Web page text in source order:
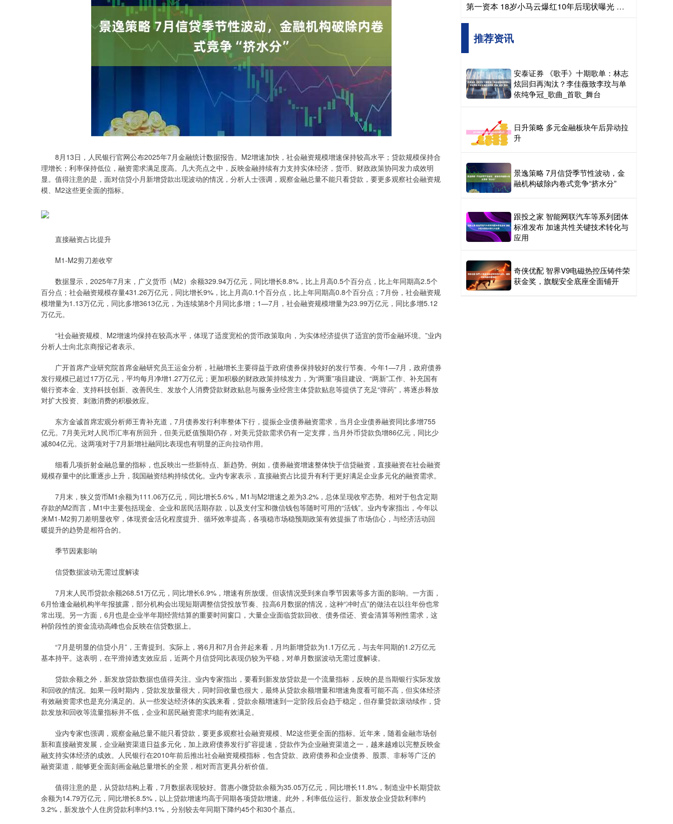
8月13日，人民银行官网公布2025年7月金融统计数据报告。M2增速加快，社会融资规模增速保持较高水平；贷款规模保持合
理增长；利率保持低位，融资需求满足度高。几大亮点之中，反映金融持续有力支持实体经济，货币、财政政策协同发力成效明
显。值得注意的是，面对信贷小月新增贷款出现波动的情况，分析人士强调，观察金融总量不能只看贷款，要更多观察社会融资规
模、M2这些更全面的指标。
直接融资占比提升
M1-M2剪刀差收窄
数据显示，2025年7月末，广义货币（M2）余额329.94万亿元，同比增长8.8%，比上月高0.5个百分点，比上年同期高2.5个
百分点；社会融资规模存量431.26万亿元，同比增长9%，比上月高0.1个百分点，比上年同期高0.8个百分点；7月份，社会融资规
模增量为1.13万亿元，同比多增3613亿元，为连续第8个月同比多增；1—7月，社会融资规模增量为23.99万亿元，同比多增5.12
万亿元。
“社会融资规模、M2增速均保持在较高水平，体现了适度宽松的货币政策取向，为实体经济提供了适宜的货币金融环境。”业内
分析人士向北京商报记者表示。
广开首席产业研究院首席金融研究员王运金分析，社融增长主要得益于政府债券保持较好的发行节奏。今年1—7月，政府债券
发行规模已超过17万亿元，平均每月净增1.27万亿元；更加积极的财政政策持续发力，为“两重”项目建设、“两新”工作、补充国有
银行资本金、支持科技创新、改善民生、发放个人消费贷款财政贴息与服务业经营主体贷款贴息等提供了充足“弹药”，将逐步释放
对扩大投资、刺激消费的积极效应。
东方金诚首席宏观分析师王青补充道，7月债券发行利率整体下行，提振企业债券融资需求，当月企业债券融资同比多增755
亿元。7月美元对人民币汇率有所回升，但美元贬值预期仍存，对美元贷款需求仍有一定支撑，当月外币贷款负增86亿元，同比少
减804亿元。这两项对于7月新增社融同比表现也有明显的正向拉动作用。
细看几项折射金融总量的指标，也反映出一些新特点、新趋势。例如，债券融资增速整体快于信贷融资，直接融资在社会融资
规模存量中的比重逐步上升，我国融资结构持续优化。业内专家表示，直接融资占比提升有利于更好满足企业多元化的融资需求。
7月末，狭义货币M1余额为111.06万亿元，同比增长5.6%，M1与M2增速之差为3.2%，总体呈现收窄态势。相对于包含定期
存款的M2而言，M1中主要包括现金、企业和居民活期存款，以及支付宝和微信钱包等随时可用的“活钱”。业内专家指出，今年以
来M1-M2剪刀差明显收窄，体现资金活化程度提升、循环效率提高，各项稳市场稳预期政策有效提振了市场信心，与经济活动回
暖提升的趋势是相符合的。
季节因素影响
信贷数据波动无需过度解读
7月末人民币贷款余额268.51万亿元，同比增长6.9%，增速有所放缓。但该情况受到来自季节因素等多方面的影响。一方面，
6月恰逢金融机构半年报披露，部分机构会出现短期调整信贷投放节奏、拉高6月数据的情况，这种“冲时点”的做法在以往年份也常
常出现。另一方面，6月也是企业半年期经营结算的重要时间窗口，大量企业面临货款回收、债务偿还、资金清算等刚性需求，这
种阶段性的资金流动高峰也会反映在信贷数据上。
“7月是明显的信贷小月”，王青提到。实际上，将6月和7月合并起来看，月均新增贷款为1.1万亿元，与去年同期的1.2万亿元
基本持平。这表明，在平滑掉透支效应后，近两个月信贷同比表现仍较为平稳，对单月数据波动无需过度解读。
贷款余额之外，新发放贷款数据也值得关注。业内专家指出，要看到新发放贷款是一个流量指标，反映的是当期银行实际发放
和回收的情况。如果一段时期内，贷款发放量很大，同时回收量也很大，最终从贷款余额增量和增速角度看可能不高，但实体经济
有效融资需求也是充分满足的。从一些发达经济体的实践来看，贷款余额增速到一定阶段后会趋于稳定，但存量贷款滚动续作，贷
款发放和回收等流量指标并不低，企业和居民融资需求均能有效满足。
业内专家也强调，观察金融总量不能只看贷款，要更多观察社会融资规模、M2这些更全面的指标。近年来，随着金融市场创
新和直接融资发展，企业融资渠道日益多元化，加上政府债券发行扩容提速，贷款作为企业融资渠道之一，越来越难以完整反映金
融支持实体经济的成效。人民银行在2010年前后推出社会融资规模指标，包含贷款、政府债券和企业债券、股票、非标等广泛的
融资渠道，能够更全面刻画金融总量增长的全景，相对而言更具分析价值。
值得注意的是，从贷款结构上看，7月数据表现较好。普惠小微贷款余额为35.05万亿元，同比增长11.8%，制造业中长期贷款
余额为14.79万亿元，同比增长8.5%，以上贷款增速均高于同期各项贷款增速。此外，利率低位运行。新发放企业贷款利率约
3.2%，新发放个人住房贷款利率约3.1%，分别较去年同期下降约45个和30个基点。
第一资本 18岁小马云爆红10年后现状曝光 资本榨干后人生却如此落差
推荐资讯
安泰证券 《歌手》十期歌单：林志
炫回归再淘汰？李佳薇致李玟与单
依纯争冠_歌曲_首歌_舞台
日升策略 多元金融板块午后异动拉
升
景逸策略 7月信贷季节性波动，金
融机构破除内卷式竞争“挤水分”
跟投之家 智能网联汽车等系列团体
标准发布 加速共性关键技术转化与
应用
奇侠优配 智界V9电磁热控压铸件荣
获金奖，旗舰安全底座全面铺开